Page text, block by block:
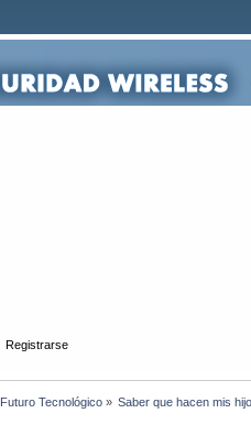
Registrarse
Futuro Tecnológico» Saber que hacen mis